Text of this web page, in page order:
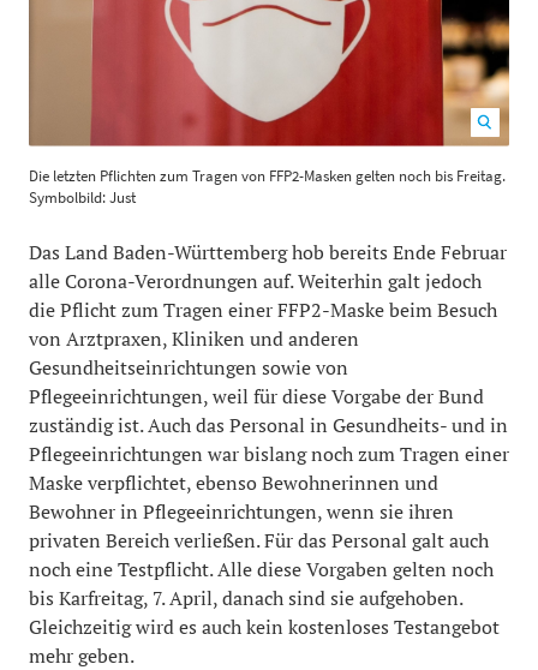
gelten noch bis Freitag. Symbolbild: Just 700558
Die letzten Pflichten zum Tragen von FFP2-Masken gelten noch bis Freitag.
Symbolbild: Just
Das Land Baden-Württemberg hob bereits Ende Februar
alle Corona-Verordnungen auf. Weiterhin galt jedoch
die Pflicht zum Tragen einer FFP2-Maske beim Besuch
von Arztpraxen, Kliniken und anderen
Gesundheitseinrichtungen sowie von
Pflegeeinrichtungen, weil für diese Vorgabe der Bund
zuständig ist. Auch das Personal in Gesundheits- und in
Pflegeeinrichtungen war bislang noch zum Tragen einer
Maske verpflichtet, ebenso Bewohnerinnen und
Bewohner in Pflegeeinrichtungen, wenn sie ihren
privaten Bereich verließen. Für das Personal galt auch
noch eine Testpflicht. Alle diese Vorgaben gelten noch
bis Karfreitag, 7. April, danach sind sie aufgehoben.
Gleichzeitig wird es auch kein kostenloses Testangebot
mehr geben.